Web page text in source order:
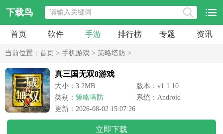
下载鸟
首页 软件 手游 排行榜 专题 资讯
当前位置： 首页 > 手机游戏 > 策略塔防 >
真三国无双8游戏
大小：3.2MB
版本：v1.1.10
类别： 策略塔防
系统：Android
更新：2026-08-02 15:07:26
立即下载